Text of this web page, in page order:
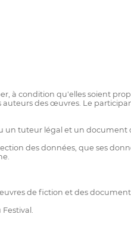
à condition qu'elles soient
des œuvres. Le
un tuteur légal et un document
des données, que ses
de fiction et des